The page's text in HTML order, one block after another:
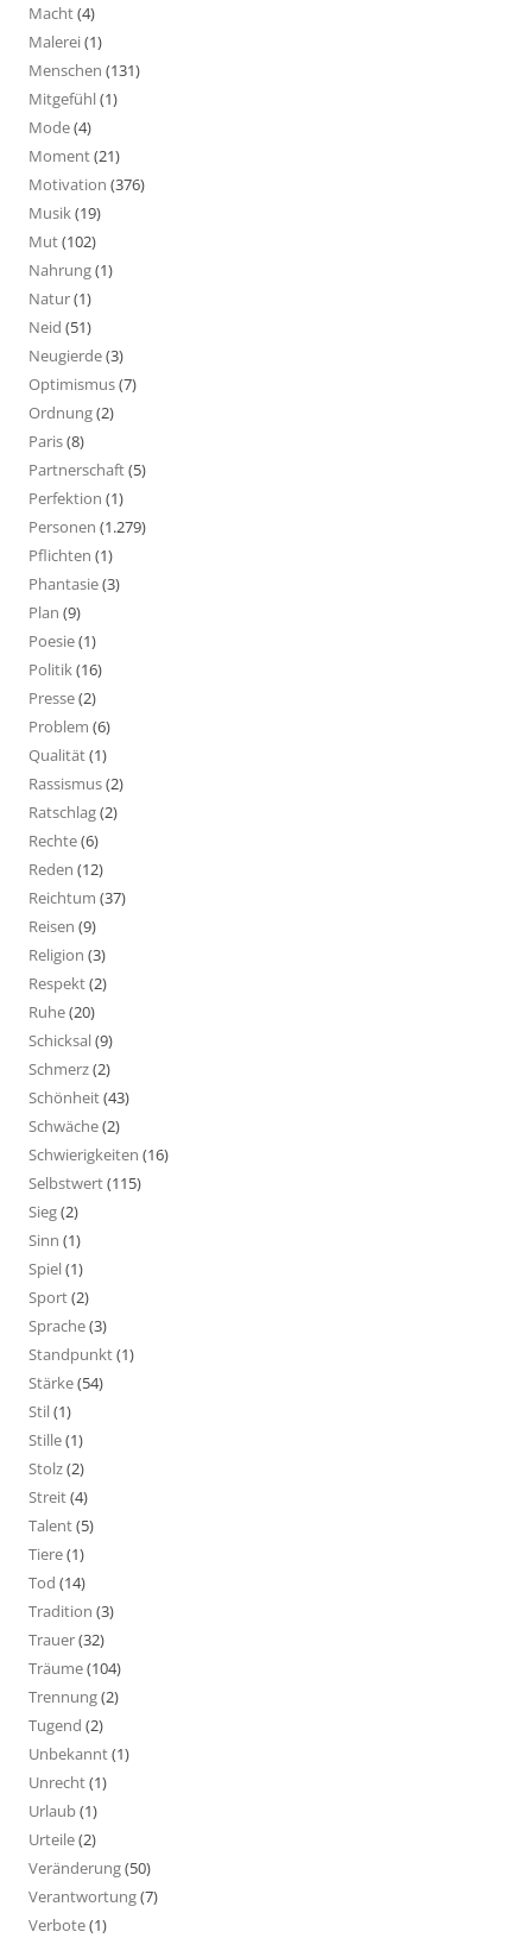
Macht(4)
Malerei(1)
Menschen (131)
Mitgefühl(1)
Mode(4)
Moment(21)
Motivation (376)
Musik(19)
Mut(102)
Nahrung(1)
Natur(1)
Neid (51)
Neugierde(3)
Optimismus(7)
Ordnung(2)
Paris(8)
Partnerschaft(5)
Perfektion (1)
Personen (1.279)
Pflichten (1)
Phantasie(3)
Plan (9)
Poesie(1)
Politik(16)
Presse(2)
Problem (6)
Qualität(1)
Rassismus(2)
Ratschlag(2)
Rechte(6)
Reden (12)
Reichtum (37)
Reisen (9)
Religion (3)
Respekt(2)
Ruhe(20)
Schicksal(9)
Schmerz(2)
Schönheit(43)
Schwäche(2)
Schwierigkeiten (16)
Selbstwert(115)
Sieg(2)
Sinn (1)
Spiel(1)
Sport(2)
Sprache(3)
Standpunkt(1)
Stärke(54)
Stil(1)
Stille(1)
Stolz(2)
Streit(4)
Talent(5)
Tiere(1)
Tod (14)
Tradition (3)
Trauer(32)
Träume(104)
Trennung(2)
Tugend (2)
Unbekannt(1)
Unrecht(1)
Urlaub(1)
Urteile(2)
Veränderung(50)
Verantwortung(7)
Verbote(1)